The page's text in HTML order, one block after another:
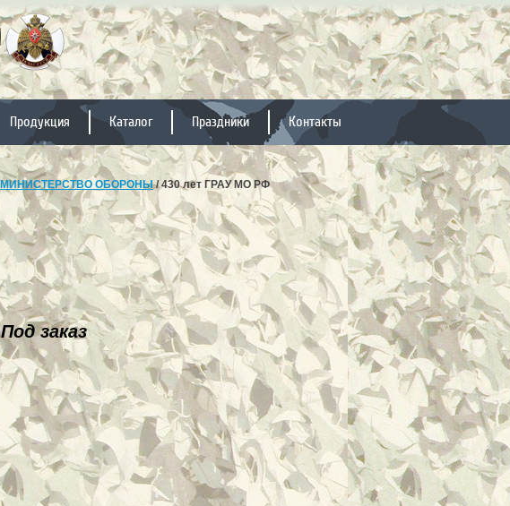
Продукция Каталог Праздники Контакты
МИНИСТЕРСТВО ОБОРОНЫ/ 430 лет ГРАУ МО РФ
Под заказ